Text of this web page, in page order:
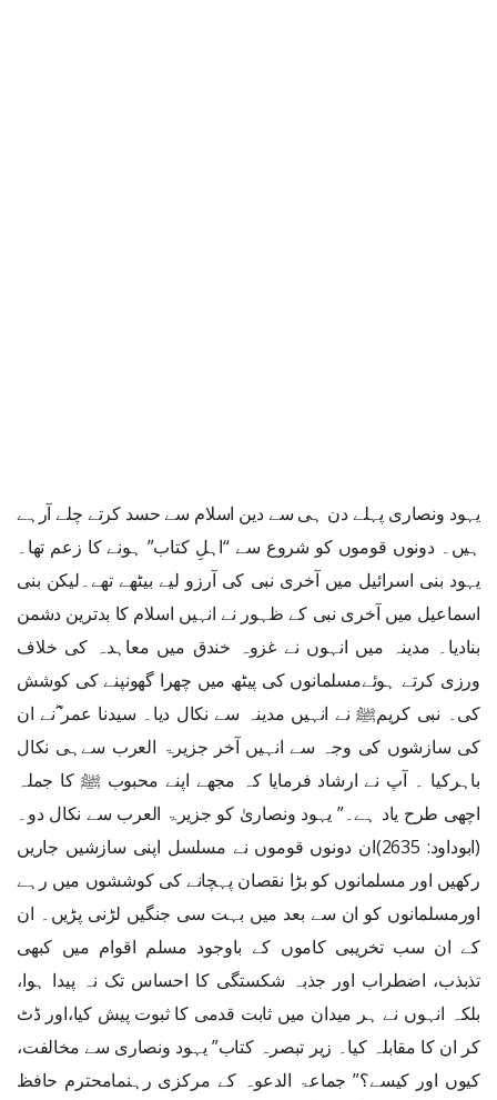
یہود ونصاری پہلے دن ہی سے دین اسلام سے حسد کرتے چلے آرہے
ہیں۔ دونوں قوموں کو شروع سے “اہلِ کتاب” ہونے کا زعم تھا۔
یہود بنی اسرائیل میں آخری نبی کی آرزو لیے بیٹھے تھے۔لیکن بنی
اسماعیل میں آخری نبی کے ظہور نے انہیں اسلام کا بدترین دشمن
بنادیا۔ مدینہ میں انہوں نے غزوہ خندق میں معاہدہ کی خلاف
ورزی کرتے ہوئےمسلمانوں کی پیٹھ میں چھرا گھونپنے کی کوشش
کی۔ نبی کریمﷺ نے انہیں مدینہ سے نکال دیا۔ سیدنا عمر ؓنے ان
کی سازشوں کی وجہ سے انہیں آخر جزیرۃ العرب سےہی نکال
باہرکیا ۔ آپ نے ارشاد فرمایا کہ مجھے اپنے محبوب ﷺ کا جملہ
اچھی طرح یاد ہے۔” یہود ونصاریٰ کو جزیرۃ العرب سے نکال دو۔
(ابوداود: 2635)ان دونوں قوموں نے مسلسل اپنی سازشیں جاریں
رکھیں اور مسلمانوں کو بڑا نقصان پہچانے کی کوششوں میں رہے
اورمسلمانوں کو ان سے بعد میں بہت سی جنگیں لڑنی پڑیں۔ ان
کے ان سب تخریبی کاموں کے باوجود مسلم اقوام میں کبھی
تذبذب، اضطراب اور جذبہ شکستگی کا احساس تک نہ پیدا ہوا،
بلکہ انہوں نے ہر میدان میں ثابت قدمی کا ثبوت پیش کیا،اور ڈٹ
کر ان کا مقابلہ کیا۔ زیر تبصرہ کتاب” یہود ونصاری سے مخالفت،
کیوں اور کیسے؟” جماعۃ الدعوہ کے مرکزی رہنمامحترم حافظ